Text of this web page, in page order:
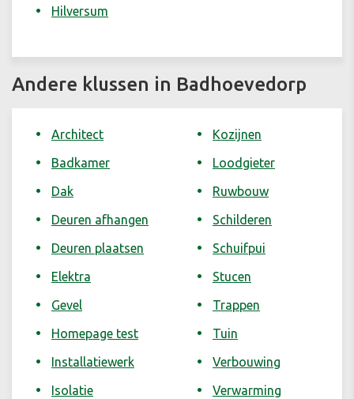
Hilversum
Andere klussen in Badhoevedorp
Architect
Badkamer
Dak
Deuren afhangen
Deuren plaatsen
Elektra
Gevel
Homepage test
Installatiewerk
Isolatie
Kozijnen
Loodgieter
Ruwbouw
Schilderen
Schuifpui
Stucen
Trappen
Tuin
Verbouwing
Verwarming